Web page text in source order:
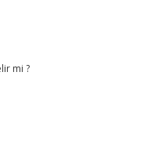
mi ?